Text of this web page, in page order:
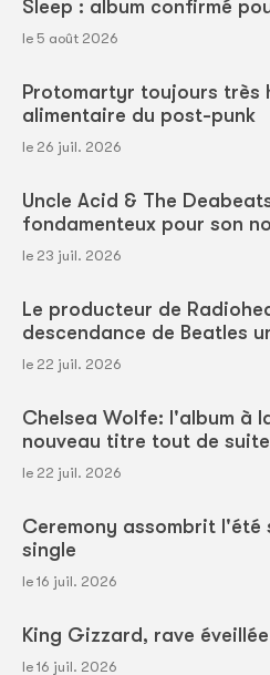
Sleep : album confirmé
le 5 août 2026
Protomartyr toujours très
alimentaire du post-punk
le 26 juil. 2026
Uncle Acid & The
fondamenteux pour son
le 23 juil. 2026
Le producteur de
descendance de Beatles
le 22 juil. 2026
Chelsea Wolfe: l'album à
nouveau titre tout de suite
le 22 juil. 2026
Ceremony assombrit l'été
single
le 16 juil. 2026
King Gizzard, rave éveillée
le 16 juil. 2026